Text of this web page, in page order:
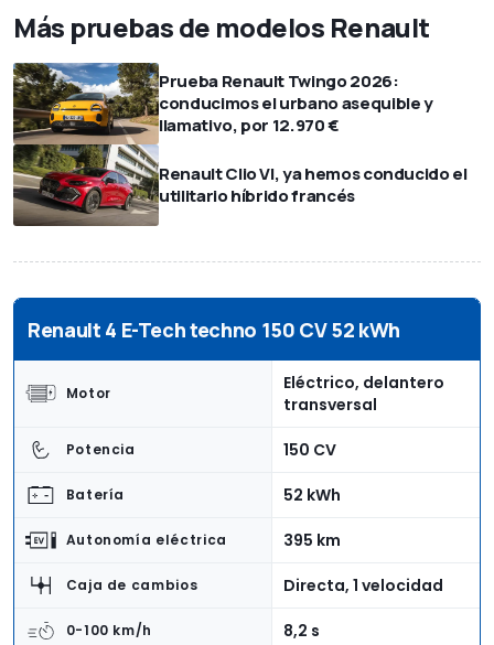
Más pruebas de modelos Renault
Prueba Renault Twingo 2026:
conducimos el urbano asequible y
llamativo, por 12.970 €
Renault Clio VI, ya hemos conducido el
utilitario híbrido francés
Renault 4 E-Tech techno 150 CV 52 kWh
Motor
Eléctrico, delantero
transversal
Potencia 150 CV
Batería 52 kWh
Autonomía eléctrica 395 km
Caja de cambios Directa, 1 velocidad
0-100 km/h 8,2 s